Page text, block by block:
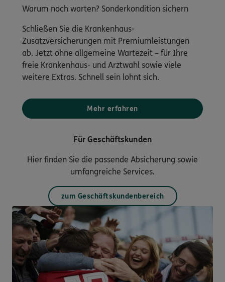
Warum noch warten? Sonderkondition sichern
Schließen Sie die Krankenhaus-
Zusatzversicherungen mit Premiumleistungen
ab. Jetzt ohne allgemeine Wartezeit – für Ihre
freie Krankenhaus- und Arztwahl sowie viele
weitere Extras. Schnell sein lohnt sich.
Mehr erfahren
Für Geschäftskunden
Hier finden Sie die passende Absicherung sowie
umfangreiche Services.
zum Geschäftskundenbereich